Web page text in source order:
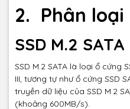
2. Phân loại
SSD M.2 SATA
SSD M.2 SATA là loại ổ cứng
III, tương tự như ổ cứng SSD
truyền dữ liệu của SSD M.2
(khoảng 600MB/s).